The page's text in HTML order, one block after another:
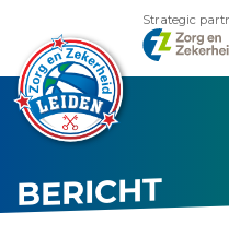
Strategic
BERICHT